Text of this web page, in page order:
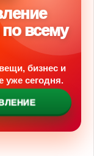
всему
бизнес и
уже сегодня.